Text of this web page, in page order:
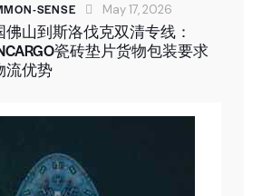
SENSE May 17, 2026
佛山到斯洛伐克双清专线：
瓷砖垫片货物包装要求
流优势